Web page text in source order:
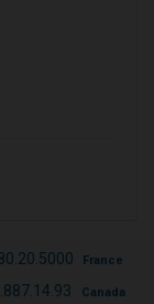
France
Canada